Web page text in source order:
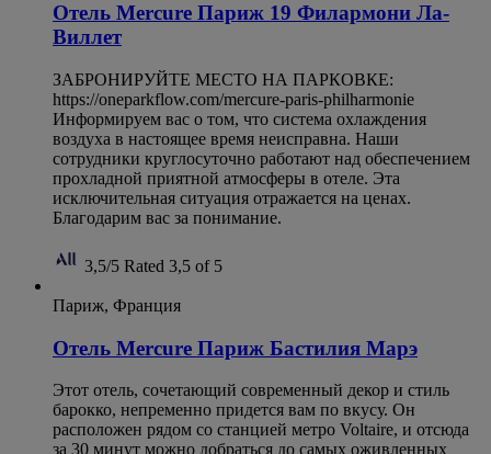
Отель Mercure Париж 19 Филармони Ла-
Виллет
ЗАБРОНИРУЙТЕ МЕСТО НА ПАРКОВКЕ:
https://oneparkflow.com/mercure-paris-philharmonie
Информируем вас о том, что система охлаждения
воздуха в настоящее время неисправна. Наши
сотрудники круглосуточно работают над обеспечением
прохладной приятной атмосферы в отеле. Эта
исключительная ситуация отражается на ценах.
Благодарим вас за понимание.
3,5/5 Rated 3,5 of 5
Париж, Франция
Отель Mercure Париж Бастилия Марэ
Этот отель, сочетающий современный декор и стиль
барокко, непременно придется вам по вкусу. Он
расположен рядом со станцией метро Voltaire, и отсюда
за 30 минут можно добраться до самых оживленных